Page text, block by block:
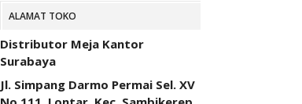
ALAMAT TOKO
Distributor Meja Kantor
Surabaya
Jl. Simpang Darmo Permai Sel. XV